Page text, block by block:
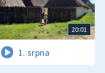
20:01
1. srpna